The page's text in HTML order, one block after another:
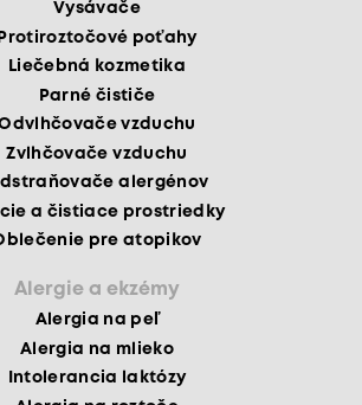
Vysávače
Protiroztočové poťahy
Liečebná kozmetika
Parné čističe
vzduchu
Zvlhčovače vzduchu
alergénov
a čistiace prostriedky
pre atopikov
Alergie a ekzémy
Alergia na peľ
Alergia na mlieko
Intolerancia laktózy